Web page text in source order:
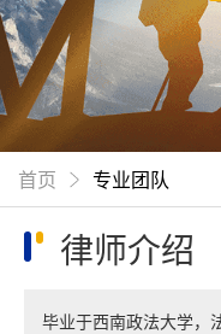
首页 专业团队
律师介绍
毕业于西南政法大学，